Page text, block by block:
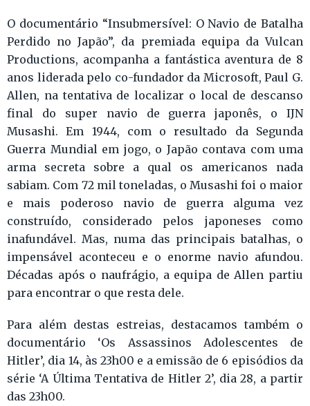
O documentário “Insubmersível: O Navio de Batalha
Perdido no Japão”, da premiada equipa da Vulcan
Productions, acompanha a fantástica aventura de 8
anos liderada pelo co-fundador da Microsoft, Paul G.
Allen, na tentativa de localizar o local de descanso
final do super navio de guerra japonês, o IJN
Musashi. Em 1944, com o resultado da Segunda
Guerra Mundial em jogo, o Japão contava com uma
arma secreta sobre a qual os americanos nada
sabiam. Com 72 mil toneladas, o Musashi foi o maior
e mais poderoso navio de guerra alguma vez
construído, considerado pelos japoneses como
inafundável. Mas, numa das principais batalhas, o
impensável aconteceu e o enorme navio afundou.
Décadas após o naufrágio, a equipa de Allen partiu
para encontrar o que resta dele.
Para além destas estreias, destacamos também o
documentário ‘Os Assassinos Adolescentes de
Hitler’, dia 14, às 23h00 e a emissão de 6 episódios da
série ‘A Última Tentativa de Hitler 2’, dia 28, a partir
das 23h00.